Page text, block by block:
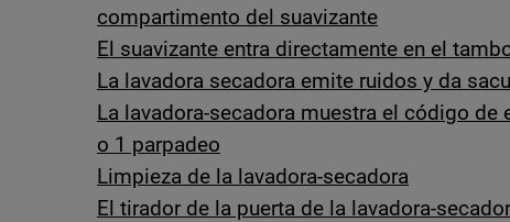
compartimento del suavizante
El suavizante entra directamente en el
La lavadora secadora emite ruidos y da
La lavadora-secadora muestra el código de
o 1 parpadeo
Limpieza de la lavadora-secadora
El tirador de la puerta de la lavadora-